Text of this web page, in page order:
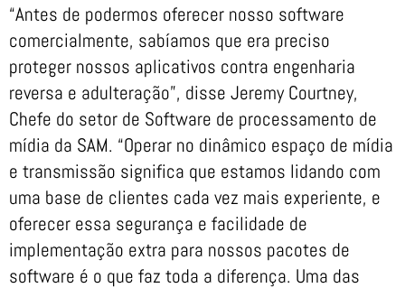
“Antes de podermos oferecer nosso software
comercialmente, sabíamos que era preciso
proteger nossos aplicativos contra engenharia
reversa e adulteração”, disse Jeremy Courtney,
Chefe do setor de Software de processamento de
mídia da SAM. “Operar no dinâmico espaço de mídia
e transmissão significa que estamos lidando com
uma base de clientes cada vez mais experiente, e
oferecer essa segurança e facilidade de
implementação extra para nossos pacotes de
software é o que faz toda a diferença. Uma das